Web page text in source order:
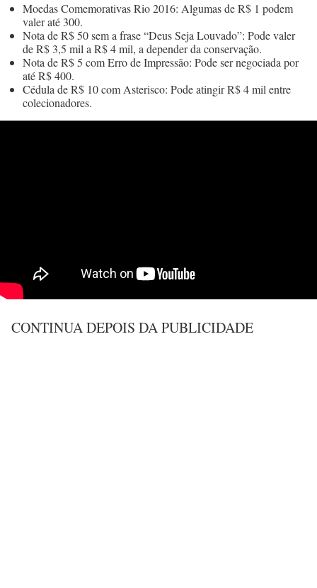
Moedas Comemorativas Rio 2016: Algumas de R$ 1 podem
valer até 300.
Nota de R$ 50 sem a frase “Deus Seja Louvado”: Pode valer
de R$ 3,5 mil a R$ 4 mil, a depender da conservação.
Nota de R$ 5 com Erro de Impressão: Pode ser negociada por
até R$ 400.
Cédula de R$ 10 com Asterisco: Pode atingir R$ 4 mil entre
colecionadores.
CONTINUA DEPOIS DA PUBLICIDADE